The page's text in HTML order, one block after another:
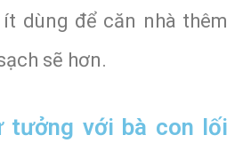
dùng để căn nhà thêm
sẽ hơn.
tưởng với bà con lối